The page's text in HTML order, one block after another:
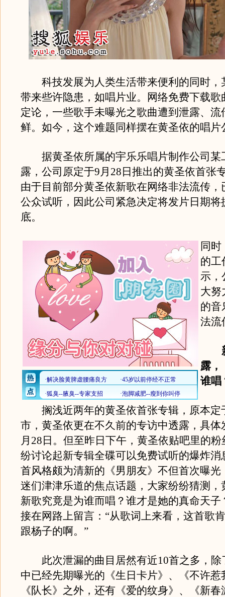
科技发展为人类生活带来便利的同时，
带来些许隐患，如唱片业。网络免费下载歌
定论，一些歌手未曝光之歌曲遭到泄露、流
鲜。如今，这个难题同样摆在黄圣依的唱片
据黄圣依所属的宇乐乐唱片制作公司某
露，公司原定于9月28日推出的黄圣依首张
由于目前部分黄圣依新歌在网络非法流传，
公众试听，因此公司紧急决定将发片日期将
底。
同
的工
示，
大努
的音
法流
露，
谁唱
搁浅近两年的黄圣依首张专辑，原本定
市，黄圣依更在不久前的专访中透露，具体
月28日。但至昨日下午，黄圣依贴吧里的
纷讨论起新专辑全碟可以免费试听的爆炸消
首风格颇为清新的《男朋友》不但首次曝光
迷们津津乐道的焦点话题，大家纷纷猜测，
新歌究竟是为谁而唱？谁才是她的真命天子
接在网路上留言：“从歌词上来看，这首歌
跟杨子的啊。”
此次泄漏的曲目居然有近10首之多，除
中已经先期曝光的《生日卡片》、《不许惹
《队长》之外，还有《爱的纹身》、《新